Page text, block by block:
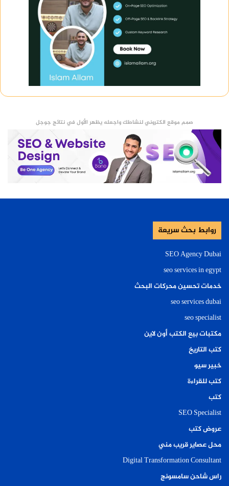
صمم موقع الكتروني لنشاطك واجعله يظهر الأول في نتائج جوجل
روابط بحث سريعة
SEO Agency Dubai
seo services in egypt
خدمات تحسين محركات البحث
seo services dubai
seo specialist
مكتبات بيع الكتب أون لاين
كتب التاريخ
خبير سيو
كتب للقراءة
كتب
SEO Specialist
عروض كتب
محل عصاير قريب مني
Digital Transformation Consultant
راس شاحن سامسونج